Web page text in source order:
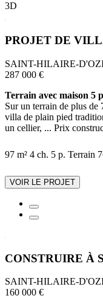
3D
PROJET DE
SAINT-HILAIRE-
287 000 €
Terrain avec maison 5
Sur un terrain de plus de
villa de plain pied
un cellier, ... Prix
97 m² 4 ch. 5 p. Terrain
VOIR LE PROJET
CONSTRUIRE À
SAINT-HILAIRE-
160 000 €